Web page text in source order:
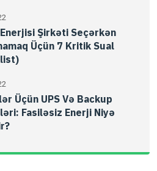
Şirkəti Seçərkən
Üçün 7 Kritik Sual
Üçün UPS Və Backup
Fasiləsiz Enerji Niyə